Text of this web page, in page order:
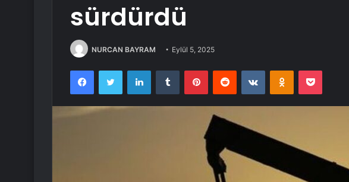
sürdürdü
NURCAN BAYRAM Eylül 5, 2025
FacebookTwitter LinkedInTumblr PinterestReddit VKontakteOdnoklassniki
Pocket